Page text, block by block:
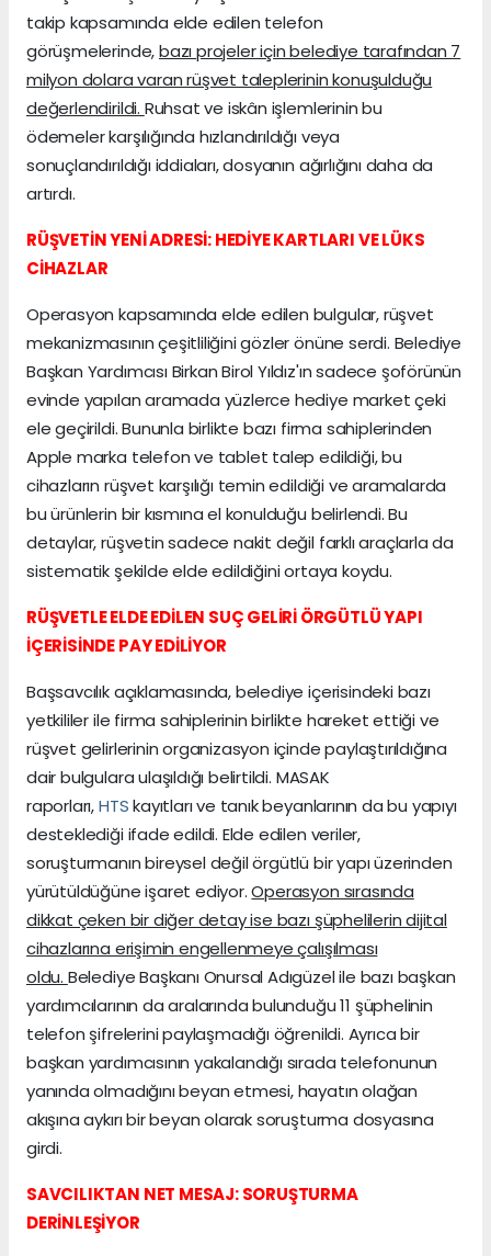
takip kapsamında elde edilen telefon
görüşmelerinde,bazı projeler için belediye tarafından 7
milyon dolara varan rüşvet taleplerinin konuşulduğu
değerlendirildi. Ruhsat ve iskân işlemlerinin bu
ödemeler karşılığında hızlandırıldığı veya
sonuçlandırıldığı iddiaları, dosyanın ağırlığını daha da
artırdı.
RÜŞVETİN YENİ ADRESİ: HEDİYE KARTLARI VE LÜKS
CİHAZLAR
Operasyon kapsamında elde edilen bulgular, rüşvet
mekanizmasının çeşitliliğini gözler önüne serdi. Belediye
Başkan Yardımcısı Birkan Birol Yıldız'ın sadece şoförünün
evinde yapılan aramada yüzlerce hediye market çeki
ele geçirildi. Bununla birlikte bazı firma sahiplerinden
Apple marka telefon ve tablet talep edildiği, bu
cihazların rüşvet karşılığı temin edildiği ve aramalarda
bu ürünlerin bir kısmına el konulduğu belirlendi. Bu
detaylar, rüşvetin sadece nakit değil farklı araçlarla da
sistematik şekilde elde edildiğini ortaya koydu.
RÜŞVETLE ELDE EDİLEN SUÇ GELİRİ ÖRGÜTLÜ YAPI
İÇERİSİNDE PAY EDİLİYOR
Başsavcılık açıklamasında, belediye içerisindeki bazı
yetkililer ile firma sahiplerinin birlikte hareket ettiği ve
rüşvet gelirlerinin organizasyon içinde paylaştırıldığına
dair bulgulara ulaşıldığı belirtildi. MASAK
raporları,HTSkayıtları ve tanık beyanlarının da bu yapıyı
desteklediği ifade edildi. Elde edilen veriler,
soruşturmanın bireysel değil örgütlü bir yapı üzerinden
yürütüldüğüne işaret ediyor.Operasyon sırasında
dikkat çeken bir diğer detay ise bazı şüphelilerin dijital
cihazlarına erişimin engellenmeye çalışılması
oldu. Belediye Başkanı Onursal Adıgüzel ile bazı başkan
yardımcılarının da aralarında bulunduğu 11 şüphelinin
telefon şifrelerini paylaşmadığı öğrenildi. Ayrıca bir
başkan yardımcısının yakalandığı sırada telefonunun
yanında olmadığını beyan etmesi, hayatın olağan
akışına aykırı bir beyan olarak soruşturma dosyasına
girdi.
SAVCILIKTAN NET MESAJ: SORUŞTURMA
DERİNLEŞİYOR